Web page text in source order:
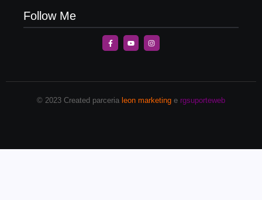
Follow Me
© 2023 Created parceria leon marketing e rgsuporteweb